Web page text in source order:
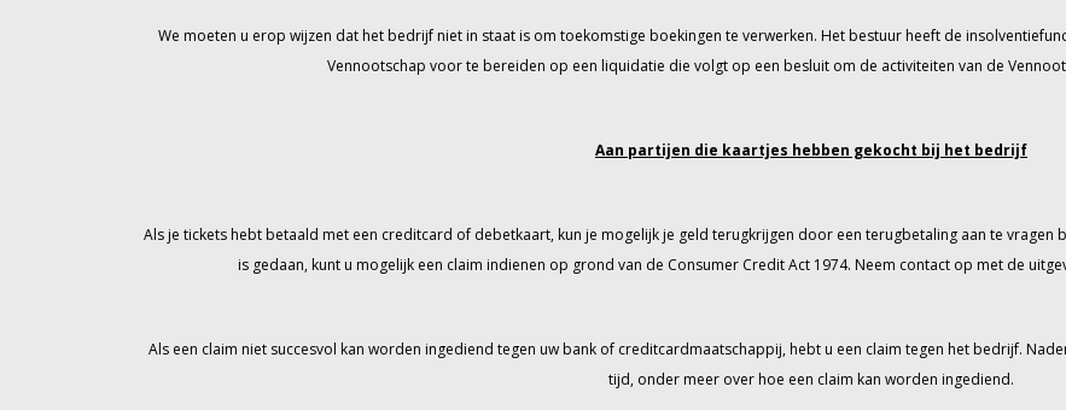
We moeten u erop wijzen dat het bedrijf niet in staat is om toekomstige boekingen te verwerken. Het bestuur heeft de
Vennootschap voor te bereiden op een liquidatie die volgt op een besluit om de activiteiten van de
Aan partijen die kaartjes hebben gekocht bij het bedrijf
Als je tickets hebt betaald met een creditcard of debetkaart, kun je mogelijk je geld terugkrijgen door een terugbetaling aan te vragen
is gedaan, kunt u mogelijk een claim indienen op grond van de Consumer Credit Act 1974. Neem contact op met de
Als een claim niet succesvol kan worden ingediend tegen uw bank of creditcardmaatschappij, hebt u een claim tegen het bedrijf.
tijd, onder meer over hoe een claim kan worden ingediend.